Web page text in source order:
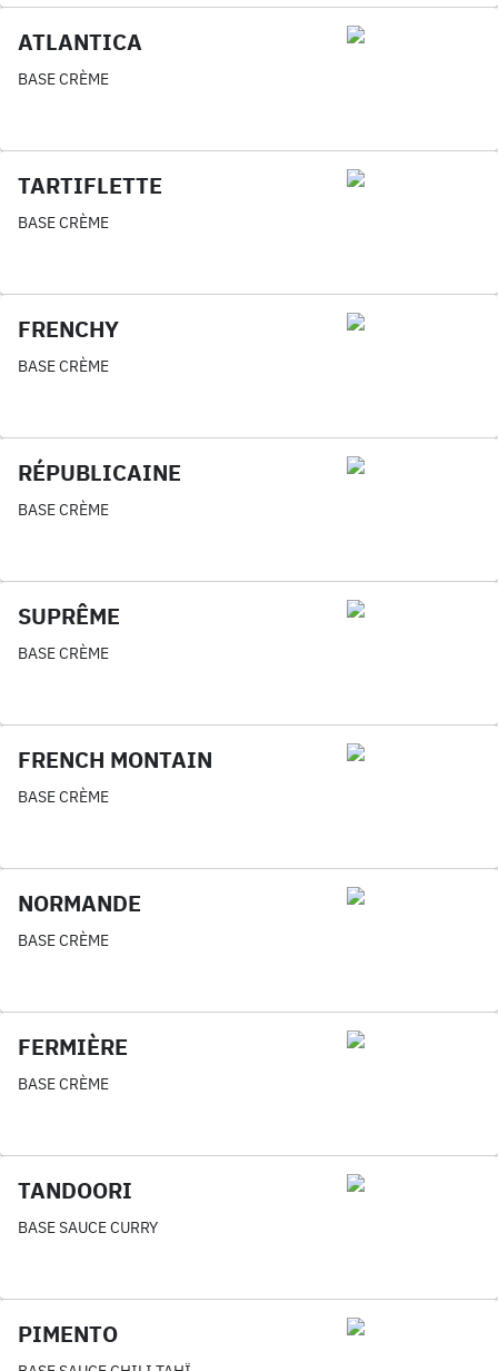
ATLANTICA
BASE CRÈME
TARTIFLETTE
BASE CRÈME
FRENCHY
BASE CRÈME
RÉPUBLICAINE
BASE CRÈME
SUPRÊME
BASE CRÈME
FRENCH MONTAIN
BASE CRÈME
NORMANDE
BASE CRÈME
FERMIÈRE
BASE CRÈME
TANDOORI
BASE SAUCE CURRY
PIMENTO